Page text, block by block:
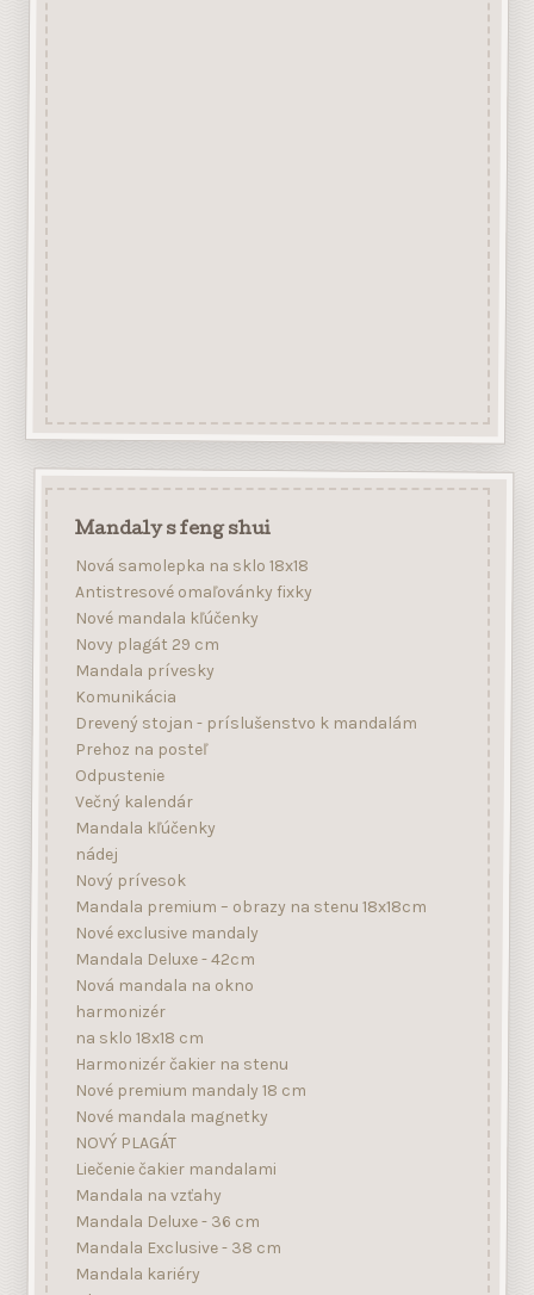
Mandaly s feng shui
Nová samolepka na sklo 18x18
Antistresové omaľovánky fixky
Nové mandala kľúčenky
Novy plagát 29 cm
Mandala prívesky
Komunikácia
Drevený stojan - príslušenstvo k mandalám
Prehoz na posteľ
Odpustenie
Večný kalendár
Mandala kľúčenky
nádej
Nový prívesok
Mandala premium – obrazy na stenu 18x18cm
Nové exclusive mandaly
Mandala Deluxe - 42cm
Nová mandala na okno
harmonizér
na sklo 18x18 cm
Harmonizér čakier na stenu
Nové premium mandaly 18 cm
Nové mandala magnetky
NOVÝ PLAGÁT
Liečenie čakier mandalami
Mandala na vzťahy
Mandala Deluxe - 36 cm
Mandala Exclusive - 38 cm
Mandala kariéry